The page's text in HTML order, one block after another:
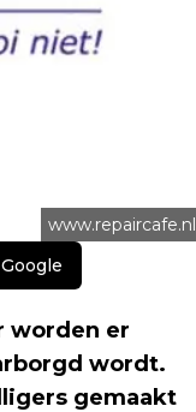
www.repaircafe.nl
worden er
wordt.
gemaakt